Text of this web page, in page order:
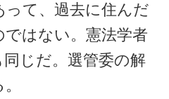
て、過去に住んだ
はない。憲法学者
じだ。選管委の解